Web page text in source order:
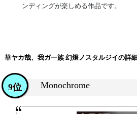
ンディングが楽しめる作品です。
華ヤカ哉、我ガ一族 幻燈ノスタルジイの詳
Monochrome
9位